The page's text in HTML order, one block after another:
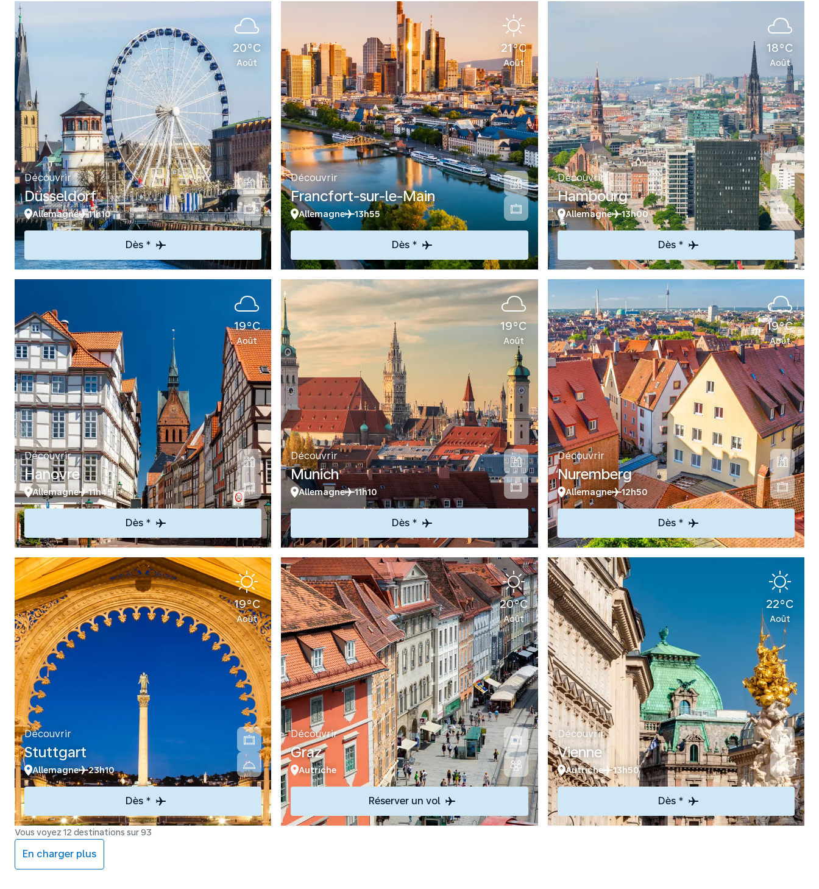
20°C
Août
Découvrir
Düsseldorf
Allemagne 11h10
Dès *
21°C
Août
Découvrir
Francfort-sur-le-Main
Allemagne 13h55
Dès *
18°C
Août
Découvrir
Hambourg
Allemagne 13h00
Dès *
19°C
Août
Découvrir
Hanovre
Allemagne 11h45
Dès *
19°C
Août
Découvrir
Munich
Allemagne 11h10
Dès *
19°C
Août
Découvrir
Nuremberg
Allemagne 12h50
Dès *
19°C
Août
Découvrir
Stuttgart
Allemagne 23h10
Dès *
20°C
Août
Découvrir
Graz
Autriche
Réserver un vol
22°C
Août
Découvrir
Vienne
Autriche 13h50
Dès *
Vous voyez 12 destinations sur 93
En charger plus